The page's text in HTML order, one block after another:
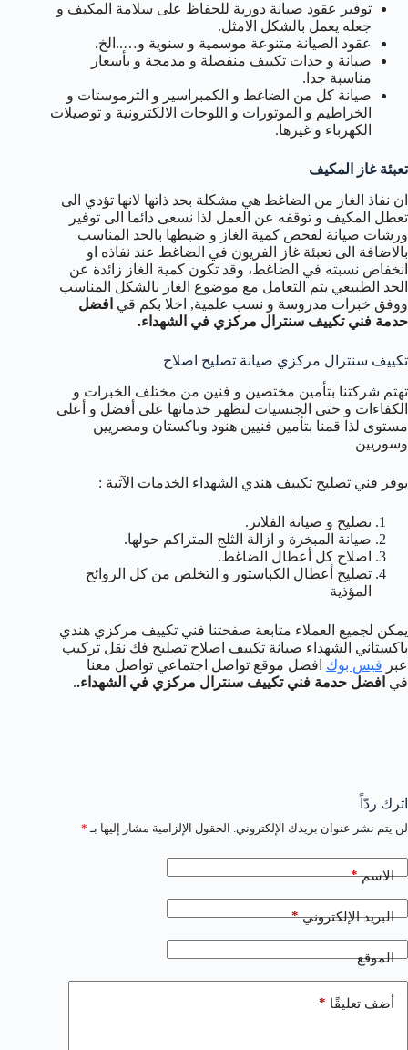
توفير عقود صيانة دورية للحفاظ على سلامة المكيف و
جعله يعمل بالشكل الامثل.
عقود الصيانة متنوعة موسمية و سنوية و…..الخ.
صيانة و حدات تكييف منفصلة و مدمجة و بأسعار
مناسبة جدا.
صيانة كل من الضاغط و الكمبراسير و الترموستات و
الخراطيم و الموتورات و اللوحات الالكترونية و توصيلات
الكهرباء و غيرها.
تعبئة غاز المكيف
ان نفاذ الغاز من الضاغط هي مشكلة بحد ذاتها لانها تؤدي الى
تعطل المكيف و توقفه عن العمل لذا نسعى دائما الى توفير
ورشات صيانة لفحص كمية الغاز و ضبطها بالحد المناسب
بالاضافة الى تعبئة غاز الفريون في الضاغط عند نفاذه او
انخفاض نسبته في الضاغط، وقد تكون كمية الغاز زائدة عن
الحد الطبيعي يتم التعامل مع موضوع الغاز بالشكل المناسب
ووفق خبرات مدروسة و نسب علمية, اخلا بكم قي افضل
حدمة فني تكييف سنترال مركزي في الشهداء.
تكييف سنترال مركزي صيانة تصليح اصلاح
تهتم شركتنا بتأمين مختصين و فنين من مختلف الخبرات و
الكفاءات و حتى الجنسيات لتظهر خدماتها على أفضل و أعلى
مستوى لذا قمنا بتأمين فنيين هنود وباكستان ومصريين
وسوريين
يوفر فني تصليح تكييف هندي الشهداء الخدمات الآتية :
تصليح و صيانة الفلاتر.
صيانة المبخرة و ازالة الثلج المتراكم حولها.
اصلاح كل أعطال الضاغط.
تصليح أعطال الكباستور و التخلص من كل الروائح
المؤذية
يمكن لجميع العملاء متابعة صفحتنا فني تكييف مركزي هندي
باكستاني الشهداء صيانة تكييف اصلاح تصليح فك نقل تركيب
عبر فيس بوك افضل موقع تواصل اجتماعي تواصل معنا
في افضل حدمة فني تكييف سنترال مركزي في الشهداء..
اترك ردّاً
لن يتم نشر عنوان بريدك الإلكتروني. الحقول الإلزامية مشار إليها بـ *
الاسم*
البريد الإلكتروني*
الموقع
أضف تعليقًا *